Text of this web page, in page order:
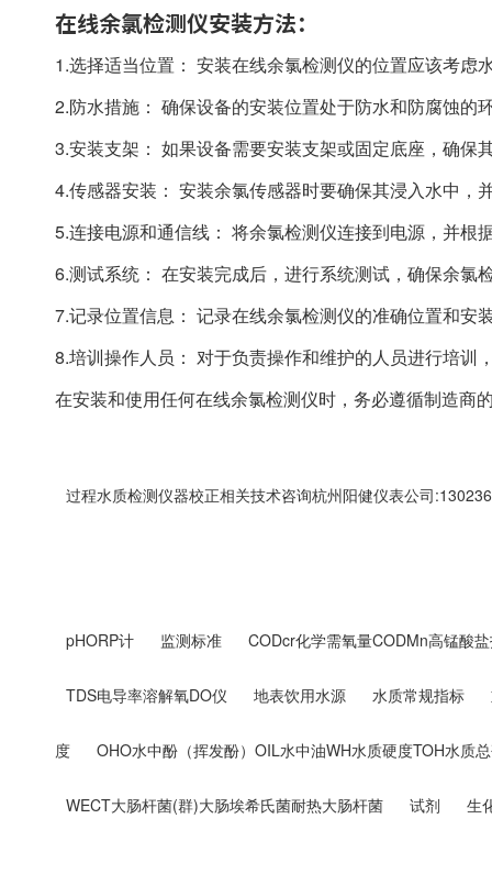
在线余氯检测仪安装方法：
1.选择适当位置： 安装在线余氯检测仪的位置应该考
2.防水措施： 确保设备的安装位置处于防水和防腐蚀的
3.安装支架： 如果设备需要安装支架或固定底座，确保
4.传感器安装： 安装余氯传感器时要确保其浸入水中
5.连接电源和通信线： 将余氯检测仪连接到电源，并
6.测试系统： 在安装完成后，进行系统测试，确保余
7.记录位置信息： 记录在线余氯检测仪的准确位置和安
8.培训操作人员： 对于负责操作和维护的人员进行培训
在安装和使用任何在线余氯检测仪时，务必遵循制造商
过程水质检测仪器校正相关技术咨询杭州阳健仪表公司
pHORP计 监测标准 CODcr化学需氧量CODMn高锰酸
TDS电导率溶解氧DO仪 地表饮用水源 水质常规指标
度 OHO水中酚（挥发酚）OIL水中油WH水质硬度TOH水质
WECT大肠杆菌(群)大肠埃希氏菌耐热大肠杆菌 试剂 生